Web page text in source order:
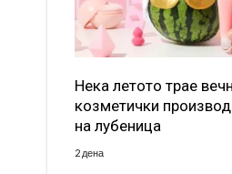
Нека летото трае
козметички
на лубеница
2 дена